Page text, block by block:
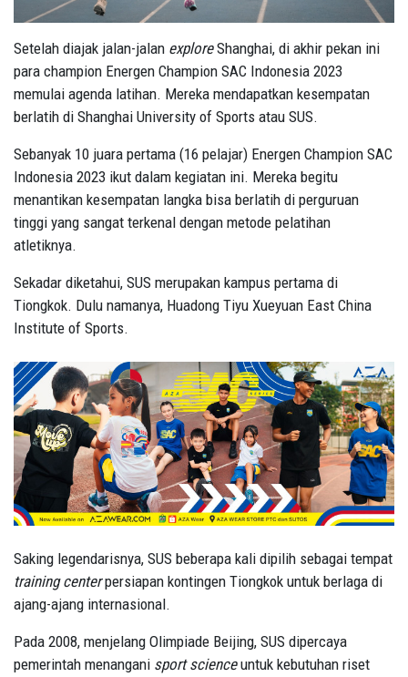
Setelah diajak jalan-jalan exploreShanghai, di akhir pekan ini
para champion Energen Champion SAC Indonesia 2023
memulai agenda latihan. Mereka mendapatkan kesempatan
berlatih di Shanghai University of Sports atau SUS.
Sebanyak 10 juara pertama (16 pelajar) Energen Champion SAC
Indonesia 2023 ikut dalam kegiatan ini. Mereka begitu
menantikan kesempatan langka bisa berlatih di perguruan
tinggi yang sangat terkenal dengan metode pelatihan
atletiknya.
Sekadar diketahui, SUS merupakan kampus pertama di
Tiongkok. Dulu namanya, Huadong Tiyu Xueyuan East China
Institute of Sports.
Saking legendarisnya, SUS beberapa kali dipilih sebagai tempat
training centerpersiapan kontingen Tiongkok untuk berlaga di
ajang-ajang internasional.
Pada 2008, menjelang Olimpiade Beijing, SUS dipercaya
pemerintah menangani sport scienceuntuk kebutuhan riset